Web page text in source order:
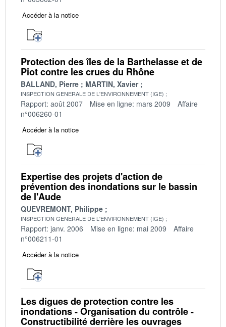
Accéder à la notice
Protection des îles de la Barthelasse et de
Piot contre les crues du Rhône
BALLAND, Pierre MARTIN, Xavier
INSPECTION GENERALE DE L'ENVIRONNEMENT (IGE)
Rapport: août 2007 Mise en ligne: mars 2009
Affaire
n°006260-01
Accéder à la notice
Expertise des projets d'action de
prévention des inondations sur le bassin
de l'Aude
QUEVREMONT, Philippe
INSPECTION GENERALE DE L'ENVIRONNEMENT (IGE)
Rapport: janv. 2006 Mise en ligne: mai 2009
Affaire
n°006211-01
Accéder à la notice
Les digues de protection contre les
inondations - Organisation du contrôle -
Constructibilité derrière les ouvrages